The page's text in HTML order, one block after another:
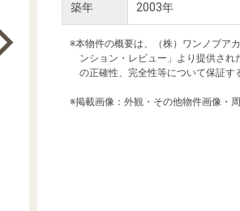
レーション
築年 2003年
※本物件の概要は、（株）ワンノブア
ンション・レビュー」より提供さ
の正確性、完全性等について保証す
※掲載画像：外観・その他物件画像・